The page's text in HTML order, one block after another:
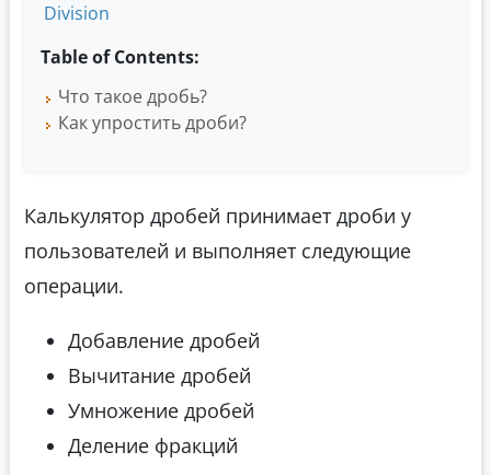
Division
Table of Contents:
Что такое дробь?
Как упростить дроби?
Калькулятор дробей принимает дроби у
пользователей и выполняет следующие
операции.
Добавление дробей
Вычитание дробей
Умножение дробей
Деление фракций